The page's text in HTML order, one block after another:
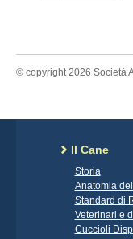
© copyright 2026 Società
Il Cane
Storia
Anatomia
Standard di
Veterinari e
Cuccioli